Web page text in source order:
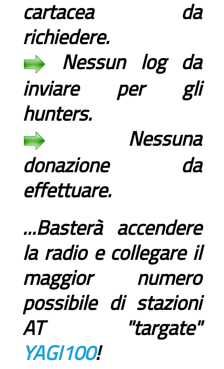
cartacea da
richiedere.
Nessun log da
inviare per gli
hunters.
Nessuna
donazione da
effettuare.
...Basterà accendere
la radio e collegare il
maggior numero
possibile di stazioni
AT "targate"
YAGI100!